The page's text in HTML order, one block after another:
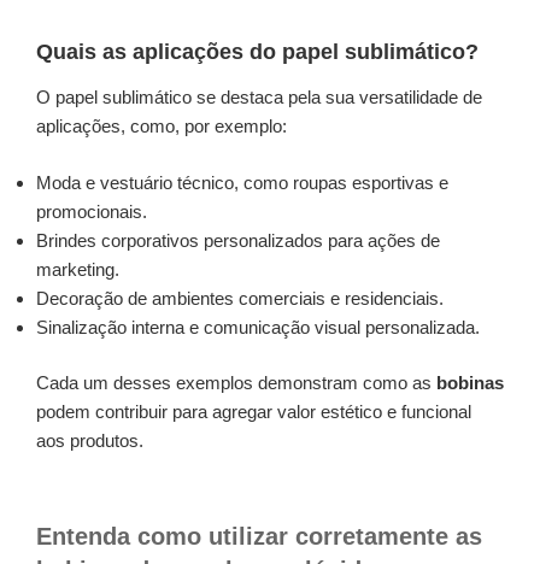
Quais as aplicações do papel sublimático?
O papel sublimático se destaca pela sua versatilidade de
aplicações, como, por exemplo:
Moda e vestuário técnico, como roupas esportivas e
promocionais.
Brindes corporativos personalizados para ações de
marketing.
Decoração de ambientes comerciais e residenciais.
Sinalização interna e comunicação visual personalizada.
Cada um desses exemplos demonstram como as bobinas
podem contribuir para agregar valor estético e funcional
aos produtos.
Entenda como utilizar corretamente as